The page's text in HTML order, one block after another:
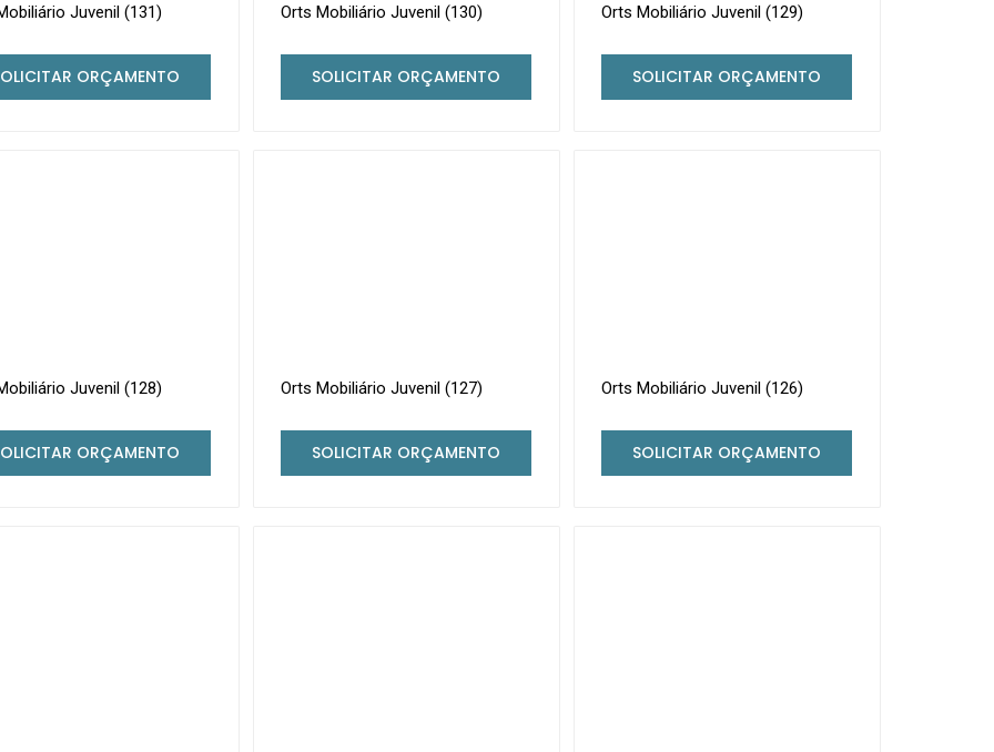
Juvenil (131)
ORÇAMENTO
Orts Mobiliário Juvenil (130)
SOLICITAR ORÇAMENTO
Orts Mobiliário Juvenil (129)
SOLICITAR ORÇAMENTO
Juvenil (128)
ORÇAMENTO
Orts Mobiliário Juvenil (127)
SOLICITAR ORÇAMENTO
Orts Mobiliário Juvenil (126)
SOLICITAR ORÇAMENTO